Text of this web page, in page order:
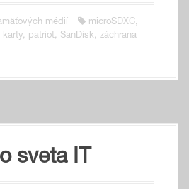
médií microSDXC,
karty, patriot, SanDisk, záchrana
sveta IT